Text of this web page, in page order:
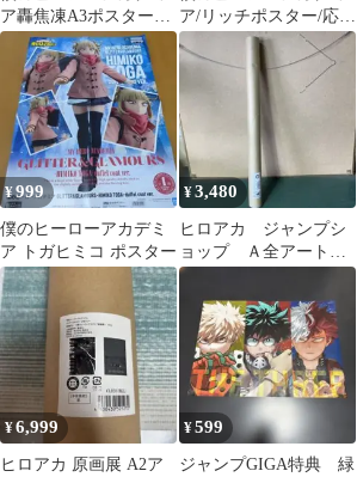
ア轟焦凍A3ポスター花
やしき
ア/リッチポスター/応募
者全員サービス/緑谷/爆
豪/轟/B2
¥999
僕のヒーローアカデミ
ア トガヒミコ ポスター
¥3,480
ヒロアカ ジャンプシ
ョップ Ａ全アートポ
スター
¥6,999
ヒロアカ 原画展 A2ア
¥599
ジャンプGIGA特典 緑